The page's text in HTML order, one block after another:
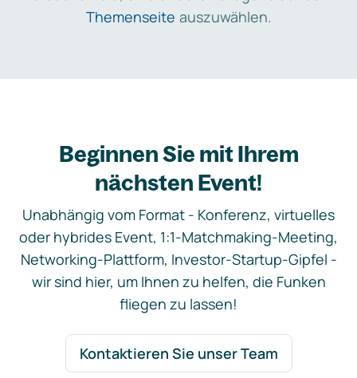
Themenseite auszuwählen.
Beginnen Sie mit Ihrem
nächsten Event!
Unabhängig vom Format - Konferenz, virtuelles
oder hybrides Event, 1:1-Matchmaking-Meeting,
Networking-Plattform, Investor-Startup-Gipfel -
wir sind hier, um Ihnen zu helfen, die Funken
fliegen zu lassen!
Kontaktieren Sie unser Team